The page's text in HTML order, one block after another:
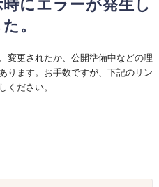
にエラーが発生し
。
変更されたか、公開準備中などの理
ります。お手数ですが、下記のリン
ください。